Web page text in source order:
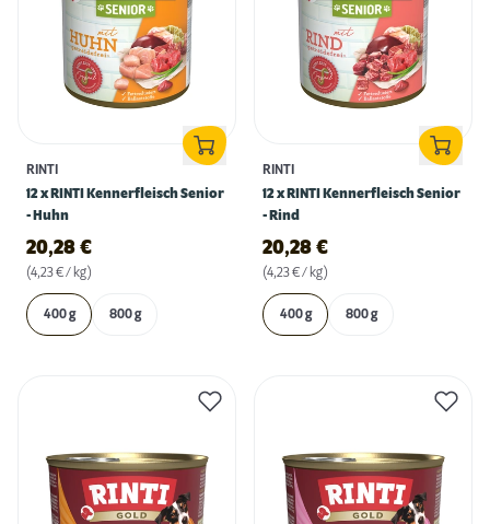
RINTI
12 x RINTI Kennerfleisch Senior
- Huhn
20,28 €
(4,23 € / kg)
400 g 800 g
RINTI
12 x RINTI Kennerfleisch Senior
- Rind
20,28 €
(4,23 € / kg)
400 g 800 g